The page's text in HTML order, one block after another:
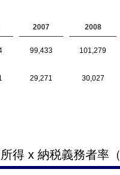
2007 2008
99,433 101,279
29,271 30,027
得 x 納税義務者率